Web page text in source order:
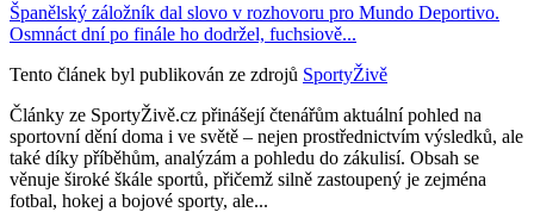
Španělský záložník dal slovo v rozhovoru pro Mundo Deportivo.
Osmnáct dní po finále ho dodržel, fuchsiově...
Tento článek byl publikován ze zdrojů SportyŽivě
Články ze SportyŽivě.cz přinášejí čtenářům aktuální pohled na
sportovní dění doma i ve světě – nejen prostřednictvím výsledků, ale
také díky příběhům, analýzám a pohledu do zákulisí. Obsah se
věnuje široké škále sportů, přičemž silně zastoupený je zejména
fotbal, hokej a bojové sporty, ale...